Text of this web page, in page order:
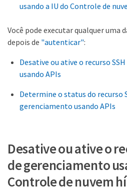
usando a IU do Controle de
Você pode executar qualquer uma
depois de "autenticar":
Desative ou ative o recurso
usando APIs
Determine o status do recurso
gerenciamento usando APIs
Desative ou ative o
de gerenciamento
Controle de nuvem